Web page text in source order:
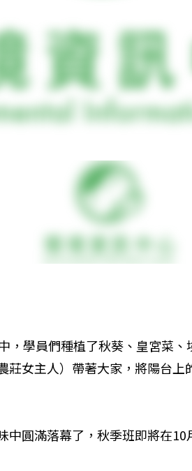
，學員們種植了秋葵、皇宮菜
莊女主人）帶著大家，將陽台
中圓滿落幕了，秋季班即將在